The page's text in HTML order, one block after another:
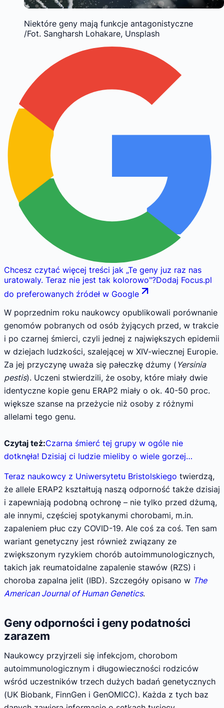
Niektóre geny mają funkcje antagonistyczne
/Fot. Sangharsh Lohakare, Unsplash
Chcesz czytać więcej treści jak „Te geny juz raz nas
uratowaly. Teraz nie jest tak kolorowo"?Dodaj Focus.pl
do preferowanych źródeł w Google
W poprzednim roku naukowcy opublikowali porównanie
genomów pobranych od osób żyjących przed, w trakcie
i po czarnej śmierci, czyli jednej z największych epidemii
w dziejach ludzkości, szalejącej w XIV-wiecznej Europie.
Za jej przyczynę uważa się pałeczkę dżumy ( Yersinia
pestis). Uczeni stwierdzili, że osoby, które miały dwie
identyczne kopie genu ERAP2 miały o ok. 40-50 proc.
większe szanse na przeżycie niż osoby z różnymi
allelami tego genu.
Czytaj też:Czarna śmierć tej grupy w ogóle nie
dotknęła! Dzisiaj ci ludzie mieliby o wiele gorzej…
Teraz naukowcy z Uniwersytetu Bristolskiego twierdzą,
że allele ERAP2 kształtują naszą odporność także dzisiaj
i zapewniają podobną ochronę – nie tylko przed dżumą,
ale innymi, częściej spotykanymi chorobami, m.in.
zapaleniem płuc czy COVID-19. Ale coś za coś. Ten sam
wariant genetyczny jest również związany ze
zwiększonym ryzykiem chorób autoimmunologicznych,
takich jak reumatoidalne zapalenie stawów (RZS) i
choroba zapalna jelit (IBD). Szczegóły opisano w The
American Journal of Human Genetics.
Geny odporności i geny podatności
zarazem
Naukowcy przyjrzeli się infekcjom, chorobom
autoimmunologicznym i długowieczności rodziców
wśród uczestników trzech dużych badań genetycznych
(UK Biobank, FinnGen i GenOMICC). Każda z tych baz